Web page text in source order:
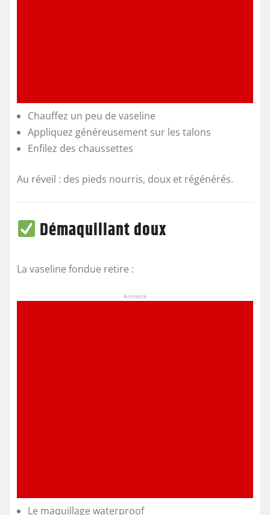
Chauffez un peu de vaseline
Appliquez généreusement sur les talons
Enfilez des chaussettes
Au réveil : des pieds nourris, doux et régénérés.
Démaquillant doux
La vaseline fondue retire :
Annonce
Le maquillage waterproof